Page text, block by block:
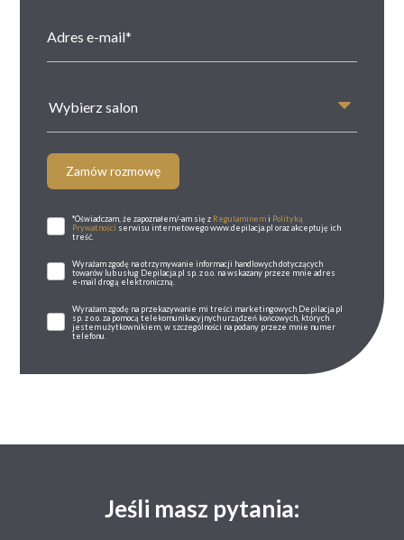
Wybierz salon
Zamów rozmowę
*Oświadczam, że zapoznałem/-am się z Regulaminemi Polityką
Prywatności serwisu internetowego www.depilacja.pl oraz akceptuję ich
treść.
Wyrażam zgodę na otrzymywanie informacji handlowych dotyczących
towarów lub usług Depilacja.pl sp. z o.o. na wskazany przeze mnie adres
e-mail drogą elektroniczną.
Wyrażam zgodę na przekazywanie mi treści marketingowych Depilacja.pl
sp. z o.o. za pomocą telekomunikacyjnych urządzeń końcowych, których
jestem użytkownikiem, w szczególności na podany przeze mnie numer
telefonu.
Jeśli masz pytania: